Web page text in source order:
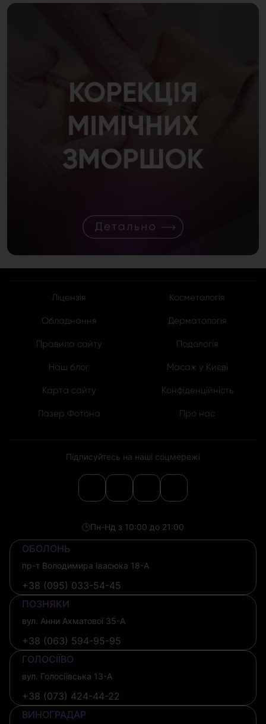
Ліцензія
Обладнання
Правила сайту
Наш блог
Карта сайту
Лазер Фотона
Косметологія
Дерматологія
Подологія
Масаж у Києві
Конфіденційність
Про нас
Підписуйтесь на наші соцмережі
🕒Пн-Нд з 10:00 до 21:00
ОБОЛОНЬ
пр-т Володимира Івасюка 18-А
+38 (095) 033-54-45
ПОЗНЯКИ
вул. Анни Ахматової 35-А
+38 (063) 594-95-95
ГОЛОСІЇВО
вул. Голосіївська 13-А
+38 (073) 424-44-22
ВИНОГРАДАР